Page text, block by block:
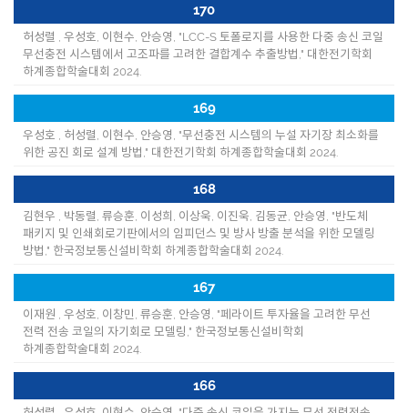
170
허성렬 , 우성호, 이현수, 안승영, "LCC-S 토폴로지를 사용한 다중 송신 코일
무선충전 시스템에서 고조파를 고려한 결합계수 추출방법," 대한전기학회
하계종합학술대회 2024.
169
우성호 , 허성렬, 이현수, 안승영, "무선충전 시스템의 누설 자기장 최소화를
위한 공진 회로 설계 방법," 대한전기학회 하계종합학술대회 2024.
168
김현우 , 박동렬, 류승훈, 이성희, 이상욱, 이진욱, 김동균, 안승영, "반도체
패키지 및 인쇄회로기판에서의 임피던스 및 방사 방출 분석을 위한 모델링
방법," 한국정보통신설비학회 하계종합학술대회 2024.
167
이재원 , 우성호, 이창민, 류승훈, 안승영, "페라이트 투자율을 고려한 무선
전력 전송 코일의 자기회로 모델링," 한국정보통신설비학회
하계종합학술대회 2024.
166